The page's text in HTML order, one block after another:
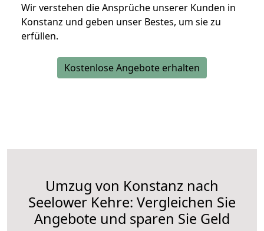
Wir verstehen die Ansprüche unserer Kunden in
Konstanz und geben unser Bestes, um sie zu
erfüllen.
Kostenlose Angebote erhalten
Umzug von Konstanz nach
Seelower Kehre: Vergleichen Sie
Angebote und sparen Sie Geld